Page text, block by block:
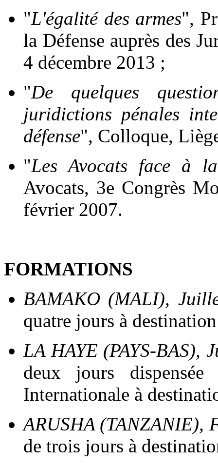
"L'égalité des armes",
la Défense auprès des
4 décembre 2013 ;
"De quelques
juridictions pénales
défense", Colloque,
"Les Avocats face à
Avocats, 3e Congrès
février 2007.
FORMATIONS
BAMAKO (MALI),
quatre jours à
LA HAYE (PAYS-BAS),
deux jours
Internationale à
ARUSHA (TANZANIE),
de trois jours à